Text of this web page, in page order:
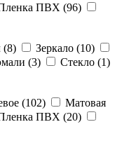
ПВХ (96)
(8) Зеркало (10)
(3) Стекло (1)
(102)
Матовая
ПВХ (20)